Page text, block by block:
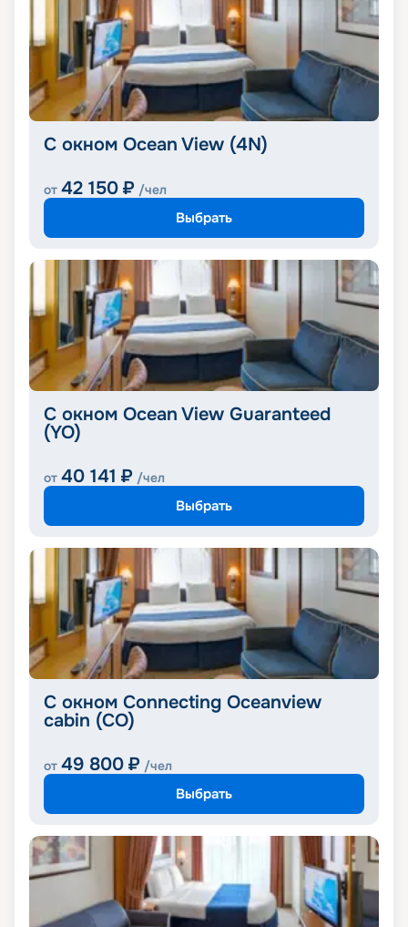
С окном Ocean View (4N)
от 42 150 ₽ /чел
Выбрать
С окном Ocean View Guaranteed
(YO)
от 40 141 ₽ /чел
Выбрать
С окном Connecting Oceanview
cabin (CO)
от 49 800 ₽ /чел
Выбрать